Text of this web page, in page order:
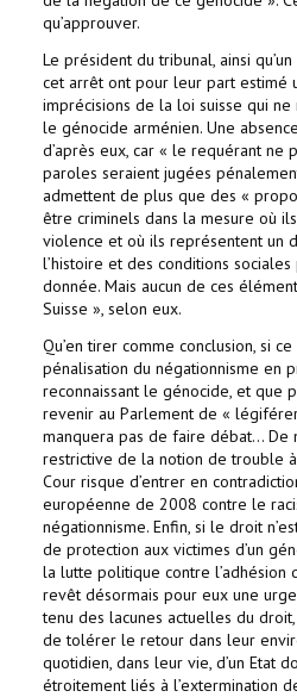
qu’approuver.
Le président du tribunal, ainsi
cet arrêt ont pour leur part estimé
imprécisions de la loi suisse qui
le génocide arménien. Une
d’après eux, car « le requérant ne
paroles seraient jugées
admettent de plus que des «
être criminels dans la mesure où
violence et où ils représentent un
l’histoire et des conditions
donnée. Mais aucun de ces
Suisse », selon eux.
Qu’en tirer comme conclusion, si
pénalisation du négationnisme en
reconnaissant le génocide, et que
revenir au Parlement de «
manquera pas de faire débat... De
restrictive de la notion de trouble
Cour risque d’entrer en
européenne de 2008 contre le
négationnisme. Enfin, si le droit
de protection aux victimes d’un
la lutte politique contre l’adhésion
revêt désormais pour eux une
tenu des lacunes actuelles du
de tolérer le retour dans leur
quotidien, dans leur vie, d’un Etat
étroitement liés à l’extermination